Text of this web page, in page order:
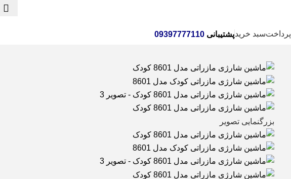
پرداختسبد خریدپشتیبانی 09397777110
بزرگنمایی تصویر